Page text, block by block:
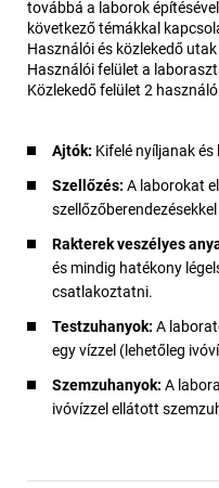
továbbá a laborok
következő témákkal
Használói és közlekedő utak
Használói felület a
Közlekedő felület 2
Ajtók: Kifelé nyíljanak
Szellőzés: A laborokat
Rakterek veszélyes
és mindig hatékony
csatlakoztatni.
Testzuhanyok: A
egy vízzel (lehetőleg
Szemzuhanyok: A
ivóvízzel ellátott